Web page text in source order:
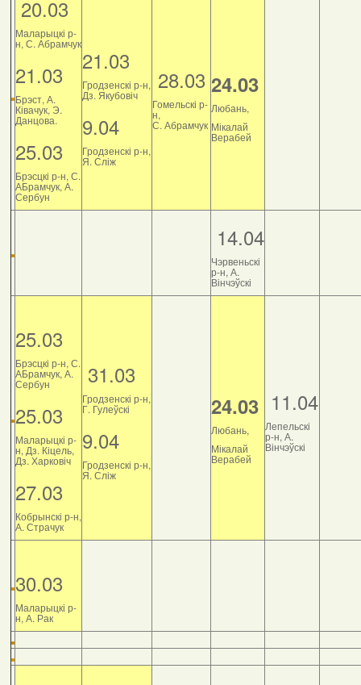
20.03
Маларыцкі р-
н, С. Абрамчук
21.03
Брэст, А.
Ківачук, Э.
Данцова.
25.03
Брэсцкі р-н, С.
АБрамчук, А.
Сербун
21.03
Гродзенскі р-н,
Дз. Якубовіч
9.04
Гродзенскі р-н,
Я. Сліж
28.03
Гомельскі р-
н,
С. Абрамчук
24.03
Любань,
Мікалай
Верабей
14.04
Чэрвеньскі
р-н, А.
Вінчэўскі
25.03
Брэсцкі р-н, С.
АБрамчук, А.
Сербун
25.03
Маларыцкі р-
н, Дз. Кіцель,
Дз. Харковіч
27.03
Кобрынскі р-н,
А. Страчук
31.03
Гродзенскі р-н,
Г. Гулеўскі
9.04
Гродзенскі р-н,
Я. Сліж
24.03
Любань,
Мікалай
Верабей
11.04
Лепельскі
р-н, А.
Вінчэўскі
30.03
Маларыцкі р-
н, А. Рак